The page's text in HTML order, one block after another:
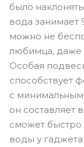
было
вода занимает
можно не
любимца, даже
Особая
способствует
с
он
сможет быстро
воды у